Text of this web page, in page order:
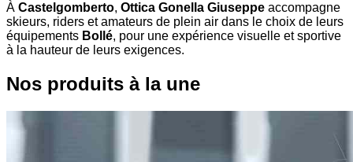
À Castelgomberto, Ottica Gonella Giuseppe accompagne
skieurs, riders et amateurs de plein air dans le choix de leurs
équipements Bollé, pour une expérience visuelle et sportive
à la hauteur de leurs exigences.
Nos produits à la une